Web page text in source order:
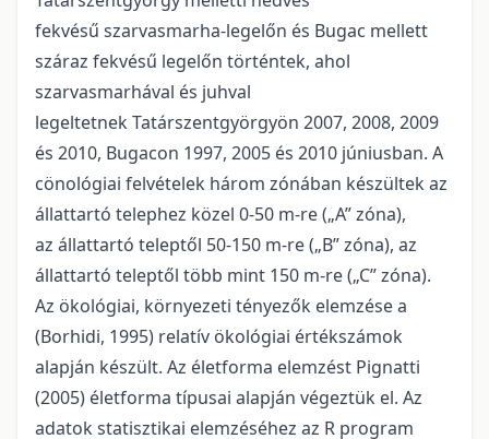
fekvésű szarvasmarha-legelőn és Bugac mellett
száraz fekvésű legelőn történtek, ahol
szarvasmarhával és juhval
legeltetnek Tatárszentgyörgyön 2007, 2008, 2009
és 2010, Bugacon 1997, 2005 és 2010 júniusban. A
cönológiai felvételek három zónában készültek az
állattartó telephez közel 0-50 m-re („A” zóna),
az állattartó teleptől 50-150 m-re („B” zóna), az
állattartó teleptől több mint 150 m-re („C” zóna).
Az ökológiai, környezeti tényezők elemzése a
(Borhidi, 1995) relatív ökológiai értékszámok
alapján készült. Az életforma elemzést Pignatti
(2005) életforma típusai alapján végeztük el. Az
adatok statisztikai elemzéséhez az R program